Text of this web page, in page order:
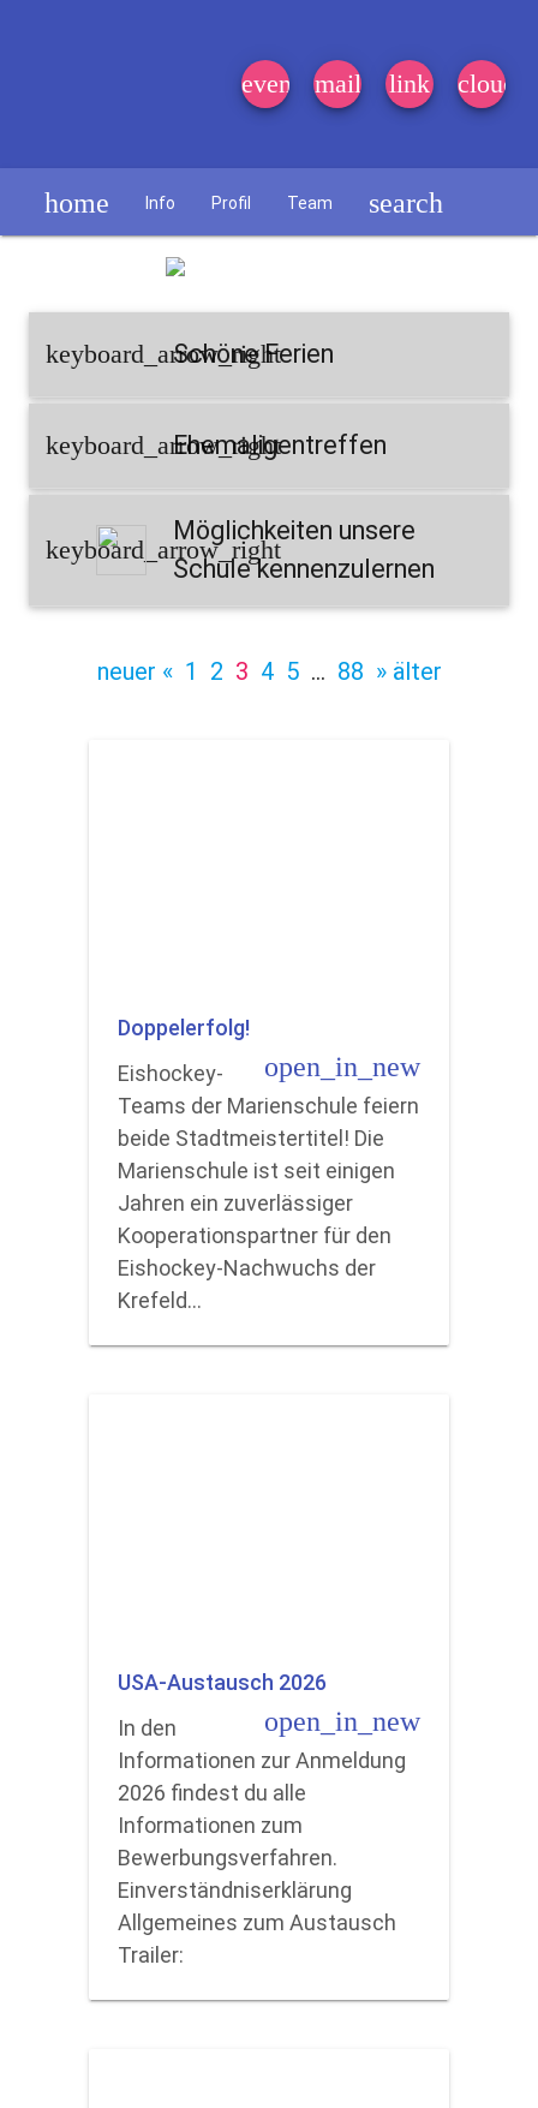
event_note
mail link cloud
home Info Profil Team search
keyboard_arrow_right
Schöne Ferien
keyboard_arrow_rightEhemaligentreffen
keyboard_arrow_right
Möglichkeiten unsere
Schule kennenzulernen
neuer « 1 2 3 4 5 … 88 » älter
Doppelerfolg!
open_in_new
Eishockey-
Teams der Marienschule feiern
beide Stadtmeistertitel! Die
Marienschule ist seit einigen
Jahren ein zuverlässiger
Kooperationspartner für den
Eishockey-Nachwuchs der
Krefeld…
USA-Austausch 2026
open_in_new
In den
Informationen zur Anmeldung
2026 findest du alle
Informationen zum
Bewerbungsverfahren.
Einverständniserklärung
Allgemeines zum Austausch
Trailer: